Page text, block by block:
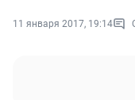
11 января 2017, 19:14